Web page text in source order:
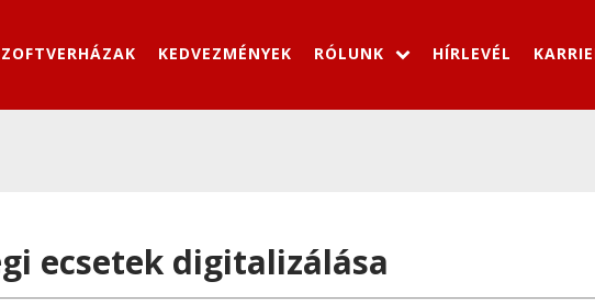
KEDVEZMÉNYEK RÓLUNK HÍRLEVÉL
ecsetek digitalizálása